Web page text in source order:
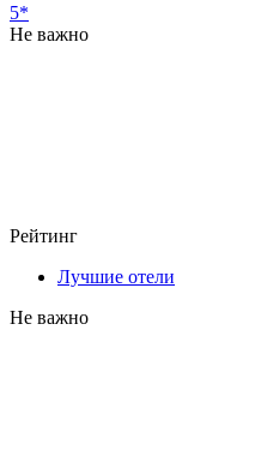
5*
Не важно
Рейтинг
Лучшие отели
Не важно